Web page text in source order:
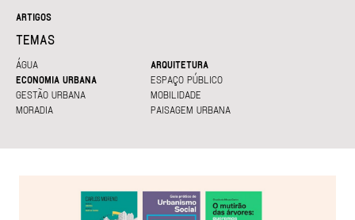
ARTIGOS
TEMAS
ÁGUA
ARQUITETURA
ECONOMIA URBANA
ESPAÇO PÚBLICO
GESTÃO URBANA
MOBILIDADE
MORADIA
PAISAGEM URBANA